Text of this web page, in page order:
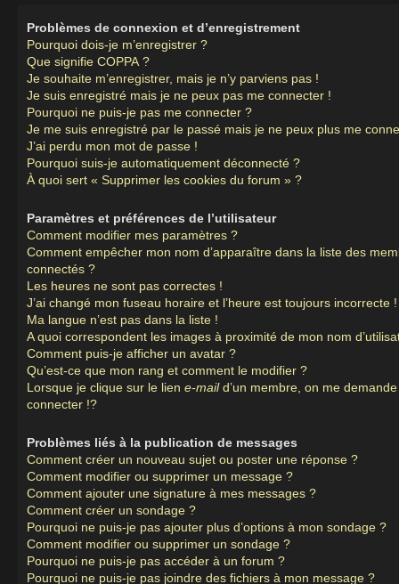
Problèmes de connexion et d’enregistrement
Pourquoi dois-je m’enregistrer ?
Que signifie COPPA ?
Je souhaite m’enregistrer, mais je n’y parviens pas !
Je suis enregistré mais je ne peux pas me connecter !
Pourquoi ne puis-je pas me connecter ?
Je me suis enregistré par le passé mais je ne peux plus me
J’ai perdu mon mot de passe !
Pourquoi suis-je automatiquement déconnecté ?
À quoi sert « Supprimer les cookies du forum » ?
Paramètres et préférences de l’utilisateur
Comment modifier mes paramètres ?
Comment empêcher mon nom d’apparaître dans la liste des
connectés ?
Les heures ne sont pas correctes !
J’ai changé mon fuseau horaire et l’heure est toujours incorrecte !
Ma langue n’est pas dans la liste !
A quoi correspondent les images à proximité de mon nom
Comment puis-je afficher un avatar ?
Qu’est-ce que mon rang et comment le modifier ?
Lorsque je clique sur le lien e-maild’un membre, on me
connecter !?
Problèmes liés à la publication de messages
Comment créer un nouveau sujet ou poster une réponse ?
Comment modifier ou supprimer un message ?
Comment ajouter une signature à mes messages ?
Comment créer un sondage ?
Pourquoi ne puis-je pas ajouter plus d’options à mon sondage ?
Comment modifier ou supprimer un sondage ?
Pourquoi ne puis-je pas accéder à un forum ?
Pourquoi ne puis-je pas joindre des fichiers à mon message ?